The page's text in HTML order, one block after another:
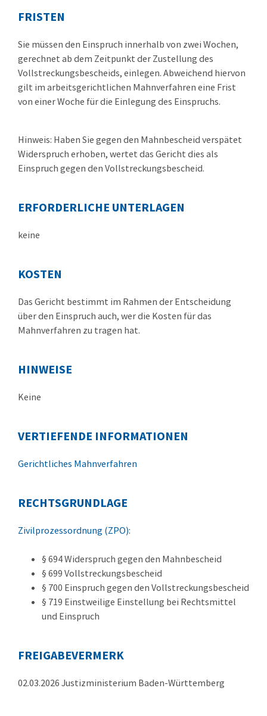
FRISTEN
Sie müssen den Einspruch innerhalb von zwei Wochen,
gerechnet ab dem Zeitpunkt der Zustellung des
Vollstreckungsbescheids, einlegen. Abweichend hiervon
gilt im arbeitsgerichtlichen Mahnverfahren eine Frist
von einer Woche für die Einlegung des Einspruchs.
Hinweis: Haben Sie gegen den Mahnbescheid verspätet
Widerspruch erhoben, wertet das Gericht dies als
Einspruch gegen den Vollstreckungsbescheid.
ERFORDERLICHE UNTERLAGEN
keine
KOSTEN
Das Gericht bestimmt im Rahmen der Entscheidung
über den Einspruch auch, wer die Kosten für das
Mahnverfahren zu tragen hat.
HINWEISE
Keine
VERTIEFENDE INFORMATIONEN
Gerichtliches Mahnverfahren
RECHTSGRUNDLAGE
Zivilprozessordnung (ZPO):
§ 694 Widerspruch gegen den Mahnbescheid
§ 699 Vollstreckungsbescheid
§ 700 Einspruch gegen den Vollstreckungsbescheid
§ 719 Einstweilige Einstellung bei Rechtsmittel
und Einspruch
FREIGABEVERMERK
02.03.2026 Justizministerium Baden-Württemberg